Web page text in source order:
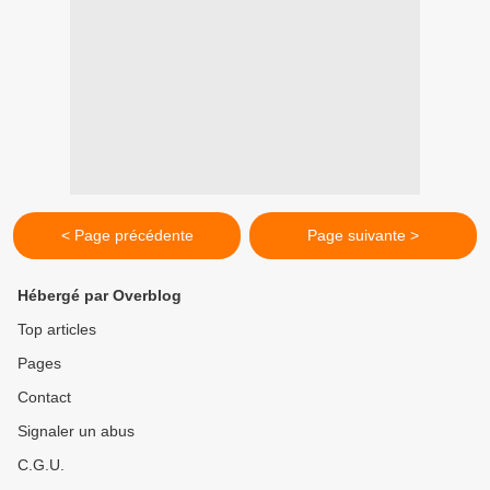
< Page précédente Page suivante >
Hébergé par Overblog
Top articles
Pages
Contact
Signaler un abus
C.G.U.